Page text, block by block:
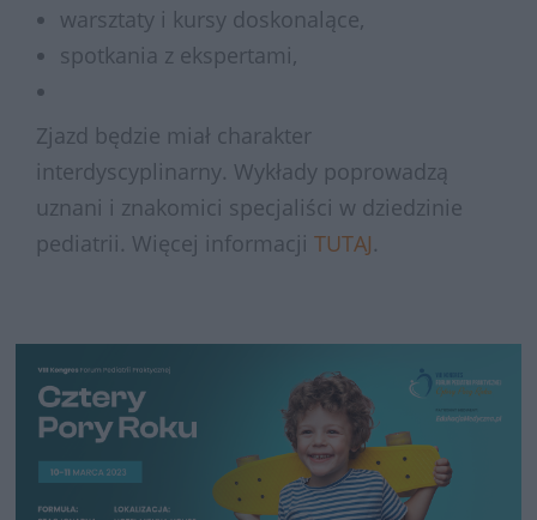
warsztaty i kursy doskonalące,
spotkania z ekspertami,
Zjazd będzie miał charakter
interdyscyplinarny. Wykłady poprowadzą
uznani i znakomici specjaliści w dziedzinie
pediatrii. Więcej informacjiTUTAJ.